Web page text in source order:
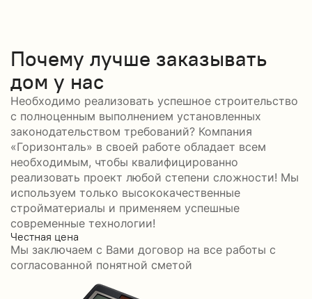
Почему лучше заказывать
дом у нас
Необходимо реализовать успешное строительство
с полноценным выполнением установленных
законодательством требований? Компания
«Горизонталь» в своей работе обладает всем
необходимым, чтобы квалифицированно
реализовать проект любой степени сложности! Мы
используем только высококачественные
стройматериалы и применяем успешные
современные технологии!
Честная цена
Мы заключаем с Вами договор на все работы с
согласованной понятной сметой